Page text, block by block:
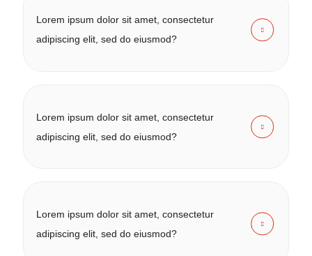
Lorem ipsum dolor sit amet, consectetur
adipiscing elit, sed do eiusmod?
Lorem ipsum dolor sit amet, consectetur
adipiscing elit, sed do eiusmod?
Lorem ipsum dolor sit amet, consectetur
adipiscing elit, sed do eiusmod?